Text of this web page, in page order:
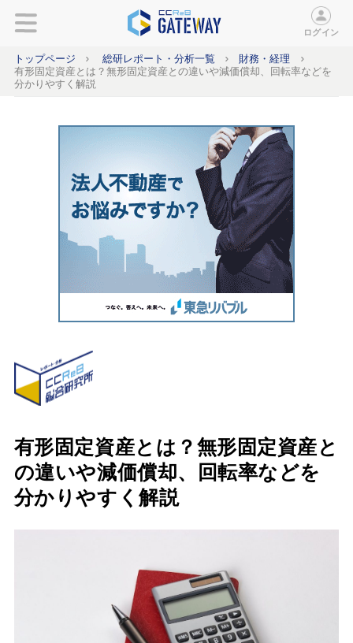
ログイン
トップページ 総研レポート・分析一覧
財務・経理
有形固定資産とは？無形固定資産との違いや減価償却、回転率などを
分かりやすく解説
有形固定資産とは？無形固定資産と
の違いや減価償却、回転率などを
分かりやすく解説